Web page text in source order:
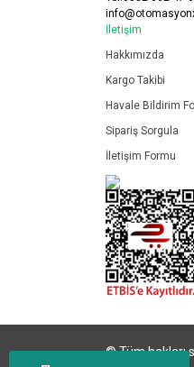
İletişim
Hakkımızda
Kargo Takibi
Havale Bildirim
Sipariş Sorgula
İletişim Formu
© Tüm hakları